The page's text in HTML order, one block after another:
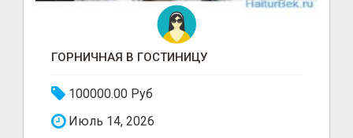
ГОРНИЧНАЯ В ГОСТИНИЦУ
100000.00 Руб
Июль 14, 2026